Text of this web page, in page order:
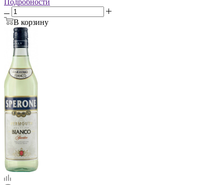
В корзину